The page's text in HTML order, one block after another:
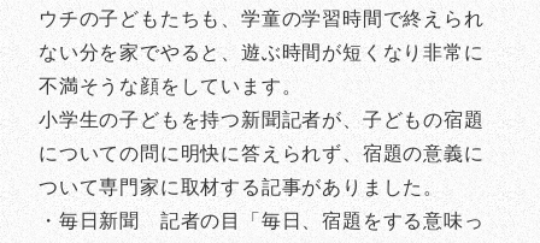
ウチの子どもたちも、学童の学習時間で終えられ
ない分を家でやると、遊ぶ時間が短くなり非常に
不満そうな顔をしています。
小学生の子どもを持つ新聞記者が、子どもの宿題
についての問に明快に答えられず、宿題の意義に
ついて専門家に取材する記事がありました。
・毎日新聞 記者の目「毎日、宿題をする意味っ